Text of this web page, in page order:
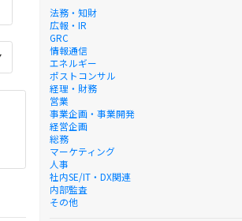
法務・知財
広報・IR
GRC
情報通信
エネルギー
ポストコンサル
経理・財務
営業
事業企画・事業開発
経営企画
総務
マーケティング
人事
社内SE/IT・DX関連
内部監査
その他